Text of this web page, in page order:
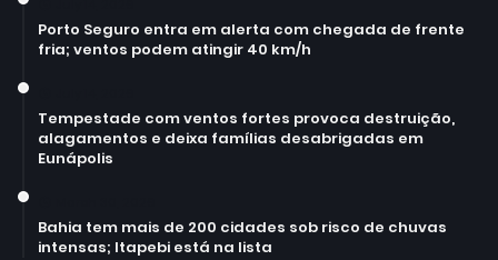
Porto Seguro entra em alerta com chegada de frente
fria; ventos podem atingir 40 km/h
Tempestade com ventos fortes provoca destruição,
alagamentos e deixa famílias desabrigadas em
Eunápolis
Bahia tem mais de 200 cidades sob risco de chuvas
intensas; Itapebi está na lista